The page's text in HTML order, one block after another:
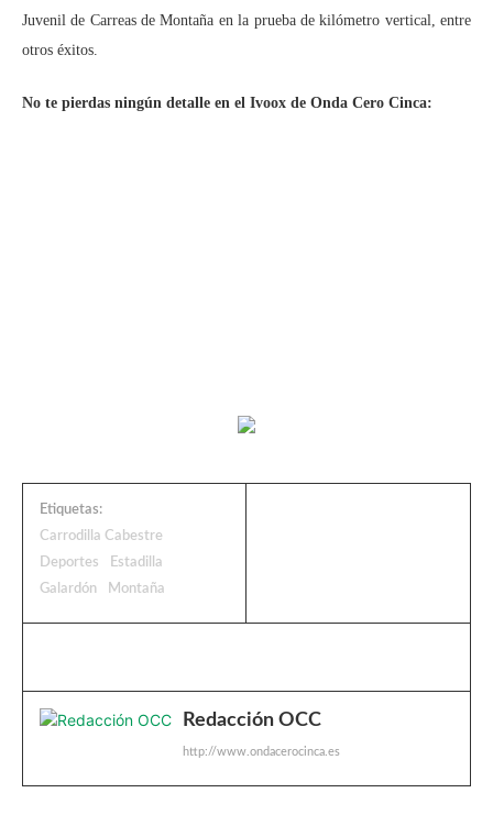
Juvenil de Carreas de Montaña en la prueba de kilómetro vertical, entre
otros éxitos.
No te pierdas ningún detalle en el Ivoox de Onda Cero Cinca:
Etiquetas:
Carrodilla Cabestre
Deportes
Estadilla
Galardón
Montaña
Redacción OCC
http://www.ondacerocinca.es